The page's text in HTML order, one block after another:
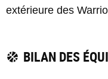
extérieure des
BILAN DES